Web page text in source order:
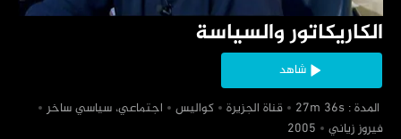
‏الكاريكاتور والسياسة
شاهد
‏ المدة : 27m 36s
‏قناة الجزيرة ‏كواليس
‏اجتماعي، سياسي ساخر
‏فيروز زياني